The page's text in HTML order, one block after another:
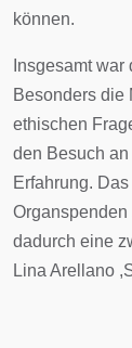
können.
Insgesamt
Besonders die
ethischen
den Besuch
Erfahrung.
dadurch eine
Lina Arellano